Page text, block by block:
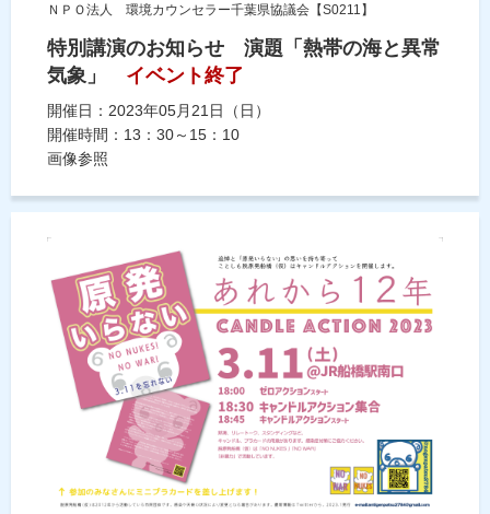
ＮＰＯ法人 環境カウンセラー千葉県協議会【S0211】
特別講演のお知らせ 演題「熱帯の海と異常
気象」
イベント終了
開催日：2023年05月21日（日）
開催時間：13：30～15：10
画像参照